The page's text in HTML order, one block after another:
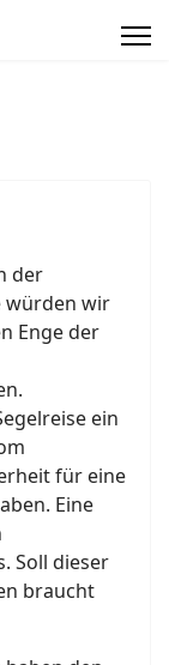
der
würden wir
Enge der
ein
für eine
Eine
Soll dieser
braucht